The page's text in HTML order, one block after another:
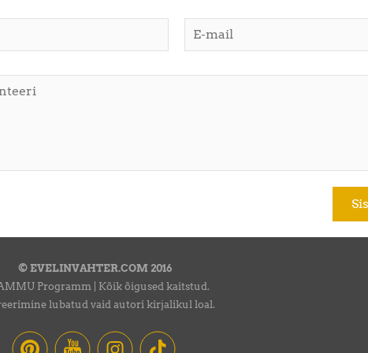
© EVELINVAHTER.COM 2016
Programm | Kõik õigused kaitstud.
lubatud vaid autori kirjalikul loal.